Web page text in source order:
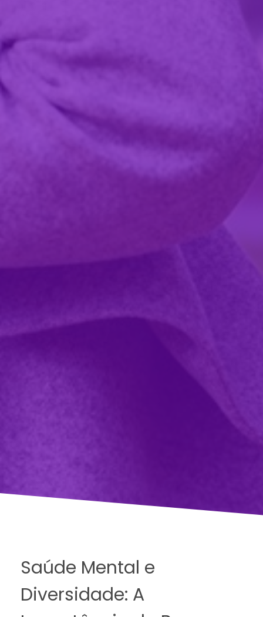
Saúde Mental e
Diversidade: A